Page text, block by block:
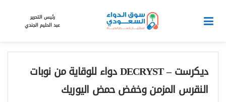
رئيس التحرير
عبد الحليم الجندي
ديكرست – DECRYST دواء للوقاية من نوبات
النقرس المزمن وخفض حمض اليوريك